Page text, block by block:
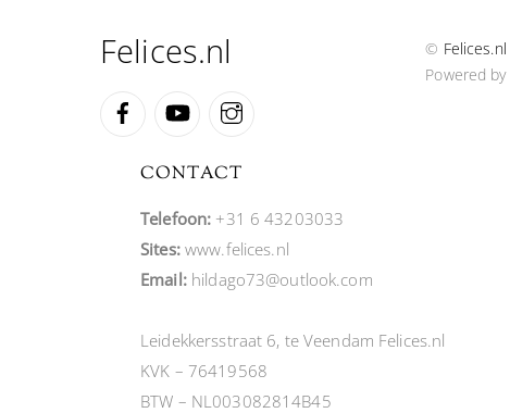
Felices.nl
FacebookYouTube
© Felices.nl
Powered by
CONTACT
Telefoon: +31 6 43203033
Sites:www.felices.nl
Email:hildago73@outlook.com
Leidekkersstraat 6, te Veendam Felices.nl
KVK – 76419568
BTW – NL003082814B45